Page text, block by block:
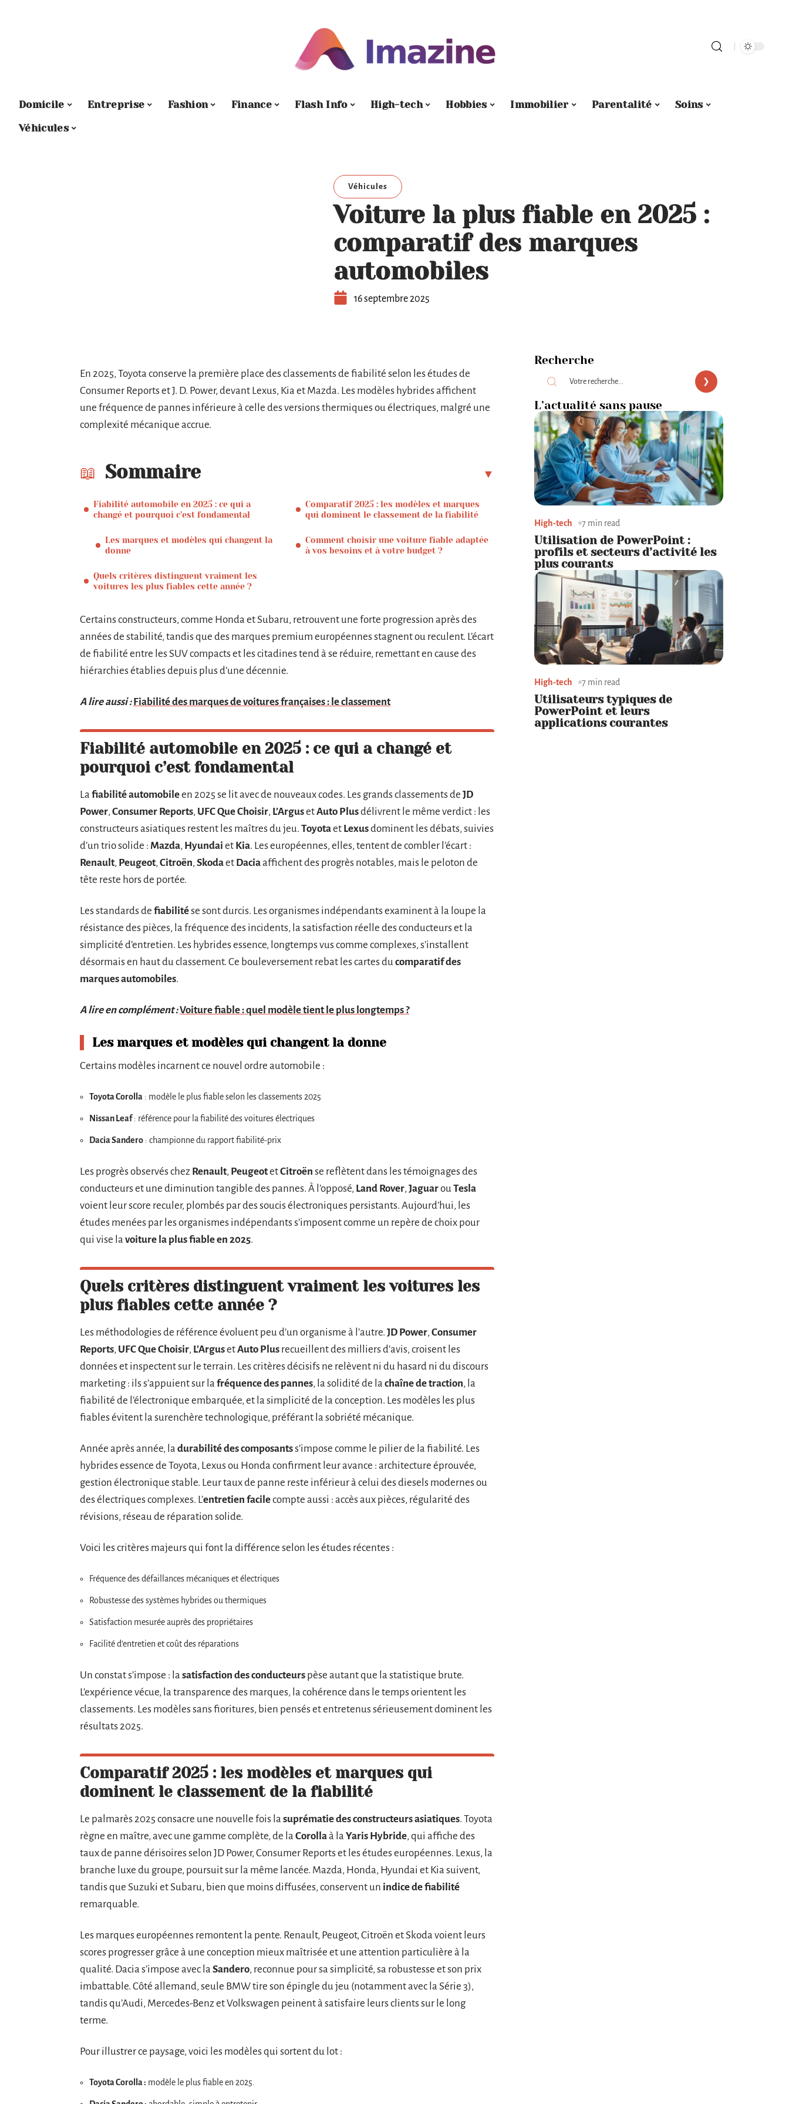
Domicile Entreprise Fashion Finance Flash Info High-tech Hobbies Immobilier Parentalité
Soins
Véhicules
Véhicules
Voiture la plus fiable en 2025 :
comparatif des marques
automobiles
16 septembre 2025
En 2025, Toyota conserve la première place des classements de fiabilité selon les études de
Consumer Reports et J. D. Power, devant Lexus, Kia et Mazda. Les modèles hybrides affichent
une fréquence de pannes inférieure à celle des versions thermiques ou électriques, malgré une
complexité mécanique accrue.
Sommaire
Fiabilité automobile en 2025 : ce qui a
changé et pourquoi c’est fondamental
Les marques et modèles qui changent la
donne
Quels critères distinguent vraiment les
voitures les plus fiables cette année ?
Comparatif 2025 : les modèles et marques
qui dominent le classement de la fiabilité
Comment choisir une voiture fiable adaptée
à vos besoins et à votre budget ?
Certains constructeurs, comme Honda et Subaru, retrouvent une forte progression après des
années de stabilité, tandis que des marques premium européennes stagnent ou reculent. L’écart
de fiabilité entre les SUV compacts et les citadines tend à se réduire, remettant en cause des
hiérarchies établies depuis plus d’une décennie.
A lire aussi : Fiabilité des marques de voitures françaises : le classement
Fiabilité automobile en 2025 : ce qui a changé et
pourquoi c’est fondamental
La fiabilité automobileen 2025 se lit avec de nouveaux codes. Les grands classements de JD
Power,Consumer Reports, UFC Que Choisir, L’ArgusetAuto Plusdélivrent le même verdict : les
constructeurs asiatiques restent les maîtres du jeu. Toyotaet Lexusdominent les débats, suivies
d’un trio solide : Mazda, Hyundai et Kia. Les européennes, elles, tentent de combler l’écart :
Renault, Peugeot,Citroën,Skodaet Daciaaffichent des progrès notables, mais le peloton de
tête reste hors de portée.
Les standards de fiabilitése sont durcis. Les organismes indépendants examinent à la loupe la
résistance des pièces, la fréquence des incidents, la satisfaction réelle des conducteurs et la
simplicité d’entretien. Les hybrides essence, longtemps vus comme complexes, s’installent
désormais en haut du classement. Ce bouleversement rebat les cartes ducomparatif des
marques automobiles.
A lire en complément :Voiture fiable : quel modèle tient le plus longtemps ?
Les marques et modèles qui changent la donne
Certains modèles incarnent ce nouvel ordre automobile :
Toyota Corolla : modèle le plus fiable selon les classements 2025
Nissan Leaf: référence pour la fiabilité des voitures électriques
Dacia Sandero : championne du rapport fiabilité-prix
Les progrès observés chez Renault, PeugeotetCitroën se reflètent dans les témoignages des
conducteurs et une diminution tangible des pannes. À l’opposé, Land Rover,JaguarouTesla
voient leur score reculer, plombés par des soucis électroniques persistants. Aujourd’hui, les
études menées par les organismes indépendants s’imposent comme un repère de choix pour
qui vise la voiture la plus fiable en 2025.
Quels critères distinguent vraiment les voitures les
plus fiables cette année ?
Les méthodologies de référence évoluent peu d’un organisme à l’autre. JD Power,Consumer
Reports, UFC Que Choisir, L’ArgusetAuto Plus recueillent des milliers d’avis, croisent les
données et inspectent sur le terrain. Les critères décisifs ne relèvent ni du hasard ni du discours
marketing : ils s’appuient sur la fréquence des pannes, la solidité de la chaîne de traction, la
fiabilité de l’électronique embarquée, et la simplicité de la conception. Les modèles les plus
fiables évitent la surenchère technologique, préférant la sobriété mécanique.
Année après année, la durabilité des composantss’impose comme le pilier de la fiabilité. Les
hybrides essence de Toyota, Lexus ou Honda confirment leur avance : architecture éprouvée,
gestion électronique stable. Leur taux de panne reste inférieur à celui des diesels modernes ou
des électriques complexes. L’entretien facilecompte aussi : accès aux pièces, régularité des
révisions, réseau de réparation solide.
Voici les critères majeurs qui font la différence selon les études récentes :
Fréquence des défaillances mécaniques et électriques
Robustesse des systèmes hybrides ou thermiques
Satisfaction mesurée auprès des propriétaires
Facilité d’entretien et coût des réparations
Un constat s’impose : la satisfaction des conducteurs pèse autant que la statistique brute.
L’expérience vécue, la transparence des marques, la cohérence dans le temps orientent les
classements. Les modèles sans fioritures, bien pensés et entretenus sérieusement dominent les
résultats 2025.
Comparatif 2025 : les modèles et marques qui
dominent le classement de la fiabilité
Le palmarès 2025 consacre une nouvelle fois la suprématie des constructeurs asiatiques. Toyota
règne en maître, avec une gamme complète, de la Corollaà la Yaris Hybride, qui affiche des
taux de panne dérisoires selon JD Power, Consumer Reports et les études européennes. Lexus, la
branche luxe du groupe, poursuit sur la même lancée. Mazda, Honda, Hyundai et Kia suivent,
tandis que Suzuki et Subaru, bien que moins diffusées, conservent un indice de fiabilité
remarquable.
Les marques européennes remontent la pente. Renault, Peugeot, Citroën et Skoda voient leurs
scores progresser grâce à une conception mieux maîtrisée et une attention particulière à la
qualité. Dacia s’impose avec la Sandero, reconnue pour sa simplicité, sa robustesse et son prix
imbattable. Côté allemand, seule BMW tire son épingle du jeu (notamment avec la Série 3),
tandis qu’Audi, Mercedes-Benz et Volkswagen peinent à satisfaire leurs clients sur le long
terme.
Pour illustrer ce paysage, voici les modèles qui sortent du lot :
Toyota Corolla : modèle le plus fiable en 2025.
Recherche
L’actualité sans pause
High-tech 7 min read
Utilisation de PowerPoint :
profils et secteurs d’activité les
plus courants
High-tech 7 min read
Utilisateurs typiques de
PowerPoint et leurs
applications courantes